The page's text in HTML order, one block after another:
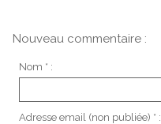
Nouveau commentaire :
Nom * :
Adresse email (non publiée) * :